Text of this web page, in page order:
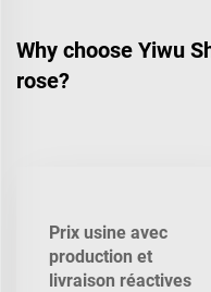
Why choose Yiwu
rose?
Prix usine avec
production et
livraison réactives